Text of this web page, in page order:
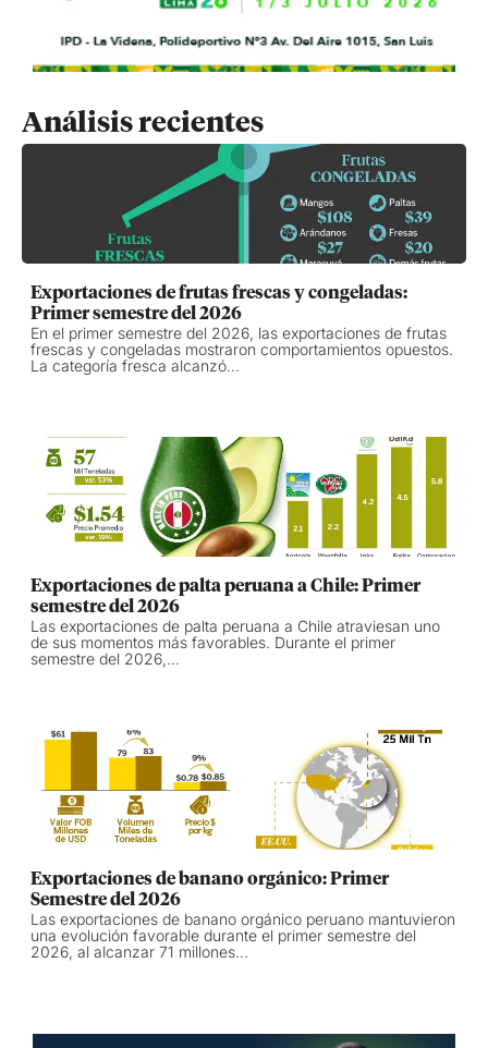
Análisis recientes
Exportaciones de frutas frescas y congeladas:
Primer semestre del 2026
En el primer semestre del 2026, las exportaciones de frutas
frescas y congeladas mostraron comportamientos opuestos.
La categoría fresca alcanzó...
Exportaciones de palta peruana a Chile: Primer
semestre del 2026
Las exportaciones de palta peruana a Chile atraviesan uno
de sus momentos más favorables. Durante el primer
semestre del 2026,...
Exportaciones de banano orgánico: Primer
Semestre del 2026
Las exportaciones de banano orgánico peruano mantuvieron
una evolución favorable durante el primer semestre del
2026, al alcanzar 71 millones...